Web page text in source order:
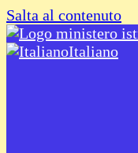
Salta al contenuto
Italiano